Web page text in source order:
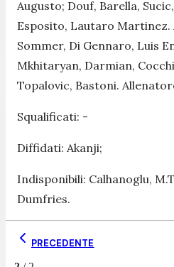
Augusto; Douf, Barella,
Esposito, Lautaro Martinez.
Sommer, Di Gennaro, Luis
Mkhitaryan, Darmian,
Topalovic, Bastoni.
Squalificati: -
Diffidati: Akanji;
Indisponibili: Calhanoglu,
Dumfries.
PRECEDENTE